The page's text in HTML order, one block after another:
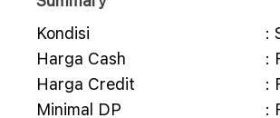
Kondisi
:
Harga Cash
:
Harga Credit
:
Minimal DP
: